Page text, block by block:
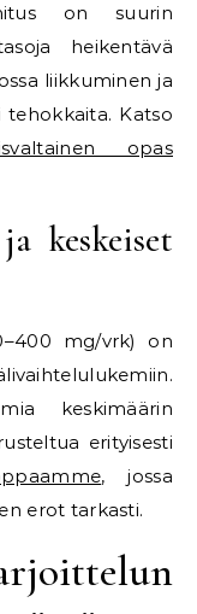
on suurin
heikentävä
liikkuminen ja
Katso
opas
keskeiset
mg/vrk) on
keskimäärin
erityisesti
, jossa
erot tarkasti.